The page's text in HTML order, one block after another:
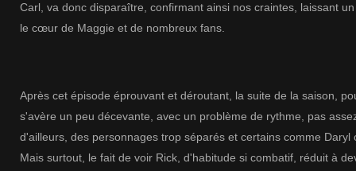
Carl, va donc disparaître, confirmant ainsi nos craintes, laissant
le cœur de Maggie et de nombreux fans.
Après cet épisode éprouvant et déroutant, la suite de la saison,
s'avère un peu décevante, avec un problème de rythme, pas
d'ailleurs, des personnages trop séparés et certains comme Daryl
Mais surtout, le fait de voir Rick, d'habitude si combatif, réduit à